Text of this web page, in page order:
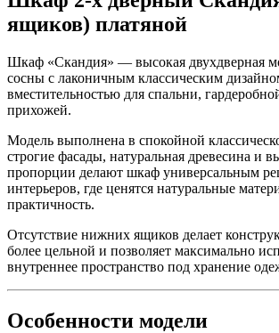
ящиков) платяной
Шкаф «Скандия» — высокая двухдверная
сосны с лаконичным классическим
вместительностью для спальни,
прихожей.
Модель выполнена в спокойной
строгие фасады, натуральная древесина и
пропорции делают шкаф универсальным
интерьеров, где ценятся натуральные
практичность.
Отсутствие нижних ящиков делает
более цельной и позволяет максимально
внутреннее пространство под хранение
Особенности модели